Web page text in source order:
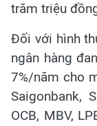
trăm triệu
Đối với hình
ngân hàng
7%/năm cho
Saigonbank,
OCB, MBV,